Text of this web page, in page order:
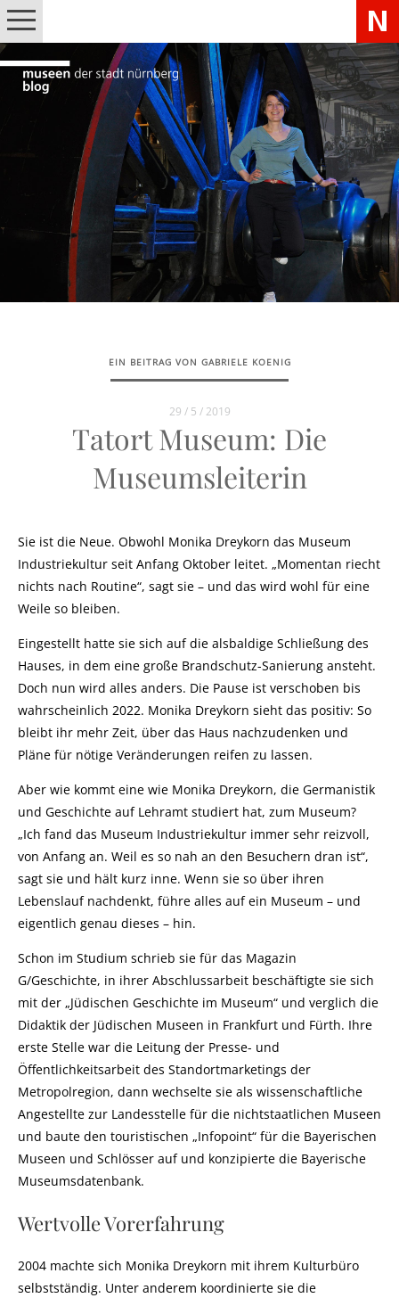
EIN BEITRAG VON GABRIELE KOENIG
29 / 5 / 2019
Tatort Museum: Die
Museumsleiterin
Sie ist die Neue. Obwohl Monika Dreykorn das Museum
Industriekultur seit Anfang Oktober leitet. „Momentan riecht
nichts nach Routine“, sagt sie – und das wird wohl für eine
Weile so bleiben.
Eingestellt hatte sie sich auf die alsbaldige Schließung des
Hauses, in dem eine große Brandschutz-Sanierung ansteht.
Doch nun wird alles anders. Die Pause ist verschoben bis
wahrscheinlich 2022. Monika Dreykorn sieht das positiv: So
bleibt ihr mehr Zeit, über das Haus nachzudenken und
Pläne für nötige Veränderungen reifen zu lassen.
Aber wie kommt eine wie Monika Dreykorn, die Germanistik
und Geschichte auf Lehramt studiert hat, zum Museum?
„Ich fand das Museum Industriekultur immer sehr reizvoll,
von Anfang an. Weil es so nah an den Besuchern dran ist“,
sagt sie und hält kurz inne. Wenn sie so über ihren
Lebenslauf nachdenkt, führe alles auf ein Museum – und
eigentlich genau dieses – hin.
Schon im Studium schrieb sie für das Magazin
G/Geschichte, in ihrer Abschlussarbeit beschäftigte sie sich
mit der „Jüdischen Geschichte im Museum“ und verglich die
Didaktik der Jüdischen Museen in Frankfurt und Fürth. Ihre
erste Stelle war die Leitung der Presse- und
Öffentlichkeitsarbeit des Standortmarketings der
Metropolregion, dann wechselte sie als wissenschaftliche
Angestellte zur Landesstelle für die nichtstaatlichen Museen
und baute den touristischen „Infopoint“ für die Bayerischen
Museen und Schlösser auf und konzipierte die Bayerische
Museumsdatenbank.
Wertvolle Vorerfahrung
2004 machte sich Monika Dreykorn mit ihrem Kulturbüro
selbstständig. Unter anderem koordinierte sie die